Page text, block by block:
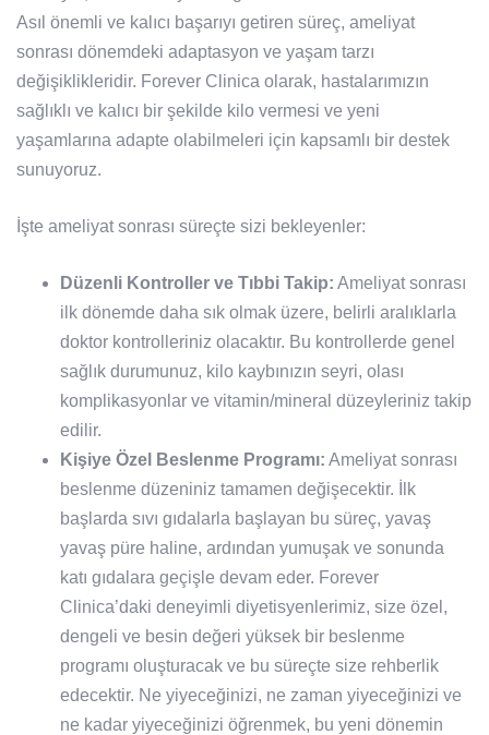
Asıl önemli ve kalıcı başarıyı getiren süreç, ameliyat
sonrası dönemdeki adaptasyon ve yaşam tarzı
değişiklikleridir. Forever Clinica olarak, hastalarımızın
sağlıklı ve kalıcı bir şekilde kilo vermesi ve yeni
yaşamlarına adapte olabilmeleri için kapsamlı bir destek
sunuyoruz.
İşte ameliyat sonrası süreçte sizi bekleyenler:
Düzenli Kontroller ve Tıbbi Takip: Ameliyat sonrası
ilk dönemde daha sık olmak üzere, belirli aralıklarla
doktor kontrolleriniz olacaktır. Bu kontrollerde genel
sağlık durumunuz, kilo kaybınızın seyri, olası
komplikasyonlar ve vitamin/mineral düzeyleriniz takip
edilir.
Kişiye Özel Beslenme Programı: Ameliyat sonrası
beslenme düzeniniz tamamen değişecektir. İlk
başlarda sıvı gıdalarla başlayan bu süreç, yavaş
yavaş püre haline, ardından yumuşak ve sonunda
katı gıdalara geçişle devam eder. Forever
Clinica’daki deneyimli diyetisyenlerimiz, size özel,
dengeli ve besin değeri yüksek bir beslenme
programı oluşturacak ve bu süreçte size rehberlik
edecektir. Ne yiyeceğinizi, ne zaman yiyeceğinizi ve
ne kadar yiyeceğinizi öğrenmek, bu yeni dönemin